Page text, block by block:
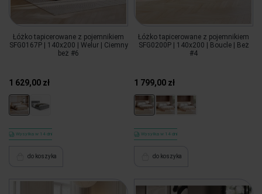
Łóżko tapicerowane z pojemnikiem
SFG0167P | 140x200 | Welur | Ciemny
beż #6
1 629,00 zł
Wysyłka w 14 dni
do koszyka
Łóżko tapicerowane z pojemnikiem
SFG0200P | 140x200 | Boucle | Beż
#4
1 799,00 zł
Wysyłka w 14 dni
do koszyka